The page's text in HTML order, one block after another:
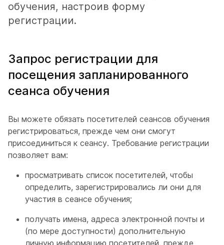
обучения, настроив форму
регистрации.
Запрос регистрации для
посещения запланированного
сеанса обучения
Вы можете обязать посетителей сеансов обучения
регистрироваться, прежде чем они смогут
присоединиться к сеансу. Требование регистрации
позволяет вам:
просматривать список посетителей, чтобы
определить, зарегистрировались ли они для
участия в сеансе обучения;
получать имена, адреса электронной почты и
(по мере доступности) дополнительную
личную информацию посетителей, прежде